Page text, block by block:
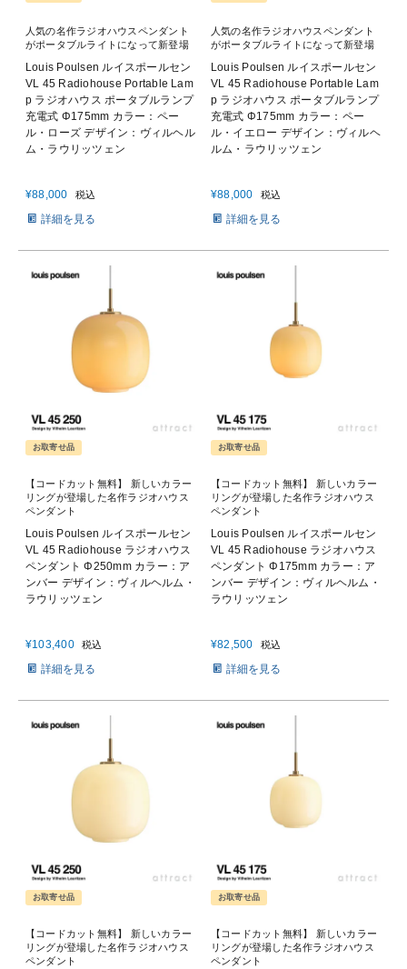
人気の名作ラジオハウスペンダント
がポータブルライトになって新登場
Louis Poulsen ルイスポールセン
VL 45 Radiohouse Portable Lam
p ラジオハウス ポータブルランプ
充電式 Φ175mm カラー：ペー
ル・ローズ デザイン：ヴィルヘル
ム・ラウリッツェン
¥88,000 税込
詳細を見る
人気の名作ラジオハウスペンダント
がポータブルライトになって新登場
Louis Poulsen ルイスポールセン
VL 45 Radiohouse Portable Lam
p ラジオハウス ポータブルランプ
充電式 Φ175mm カラー：ペー
ル・イエロー デザイン：ヴィルヘ
ルム・ラウリッツェン
¥88,000 税込
詳細を見る
お取寄せ品
【コードカット無料】 新しいカラー
リングが登場した名作ラジオハウス
ペンダント
Louis Poulsen ルイスポールセン
VL 45 Radiohouse ラジオハウス
ペンダント Φ250mm カラー：ア
ンバー デザイン：ヴィルヘルム・
ラウリッツェン
¥103,400 税込
詳細を見る
お取寄せ品
【コードカット無料】 新しいカラー
リングが登場した名作ラジオハウス
ペンダント
Louis Poulsen ルイスポールセン
VL 45 Radiohouse ラジオハウス
ペンダント Φ175mm カラー：ア
ンバー デザイン：ヴィルヘルム・
ラウリッツェン
¥82,500 税込
詳細を見る
お取寄せ品
【コードカット無料】 新しいカラー
リングが登場した名作ラジオハウス
ペンダント
お取寄せ品
【コードカット無料】 新しいカラー
リングが登場した名作ラジオハウス
ペンダント